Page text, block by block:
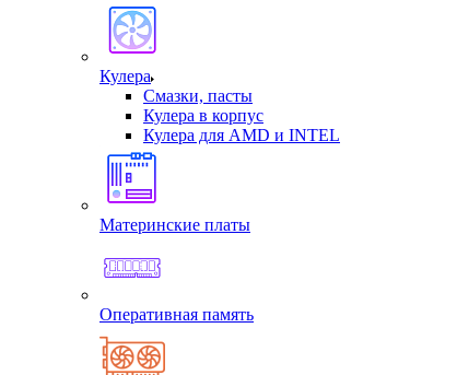
Кулера
Смазки, пасты
Кулера в корпус
Кулера для AMD и INTEL
Материнские платы
Оперативная память